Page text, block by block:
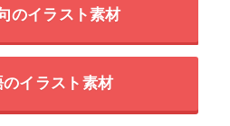
のイラスト素材
のイラスト素材